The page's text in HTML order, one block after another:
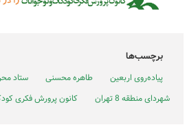
برچسب‌ها
پیاده‌روی اربعین طاهره محسنی
ستاد
شهردای منطقه 8 تهران
کانون پرورش فکری